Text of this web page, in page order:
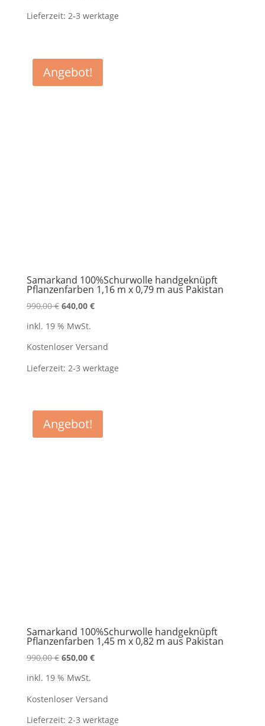
Lieferzeit: 2-3 werktage
Angebot!
Samarkand 100%Schurwolle handgeknüpft
Pflanzenfarben 1,16 m x 0,79 m aus Pakistan
990,00€ Ursprünglicher
war:
990,00 €
640,00 €Aktueller
640,00 €.
inkl. 19 % MwSt.
Kostenloser Versand
Lieferzeit: 2-3 werktage
Angebot!
Samarkand 100%Schurwolle handgeknüpft
Pflanzenfarben 1,45 m x 0,82 m aus Pakistan
990,00€ Ursprünglicher
war:
990,00 €
650,00 €Aktueller
650,00 €.
inkl. 19 % MwSt.
Kostenloser Versand
Lieferzeit: 2-3 werktage